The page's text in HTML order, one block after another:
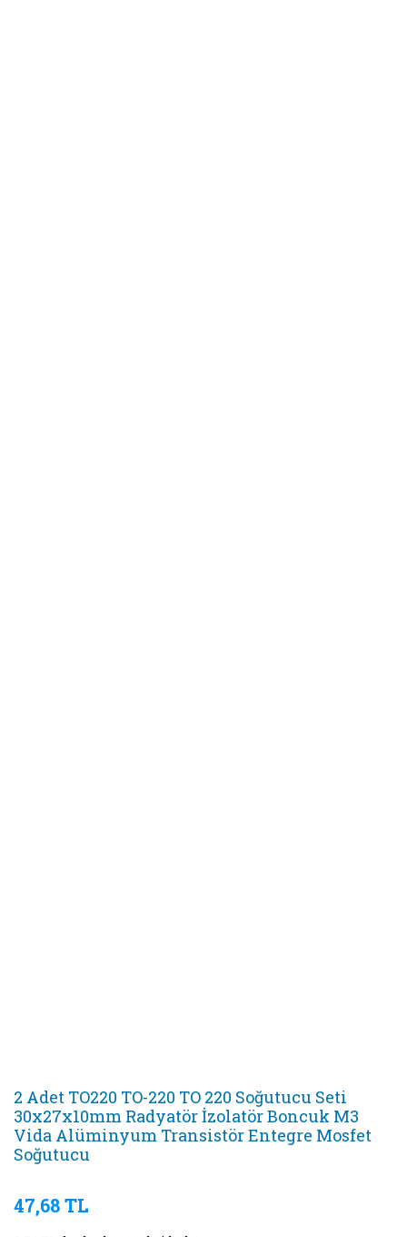
2 Adet TO220 TO-220 TO 220 Soğutucu Seti
30x27x10mm Radyatör İzolatör Boncuk M3
Vida Alüminyum Transistör Entegre Mosfet
Soğutucu
47,68 TL